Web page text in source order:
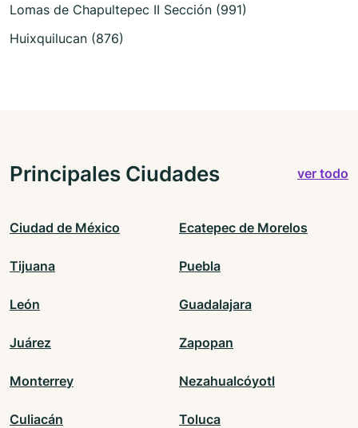
Lomas de Chapultepec II Sección (991)
Huixquilucan (876)
Principales Ciudades ver todo
Ciudad de México Ecatepec de Morelos
Tijuana Puebla
León Guadalajara
Juárez Zapopan
Monterrey Nezahualcóyotl
Culiacán Toluca